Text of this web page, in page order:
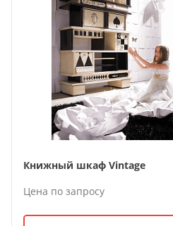
Книжный шкаф Vintage
Цена по запросу